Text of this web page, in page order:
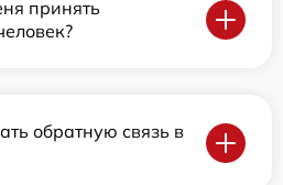
принять
обратную связь в